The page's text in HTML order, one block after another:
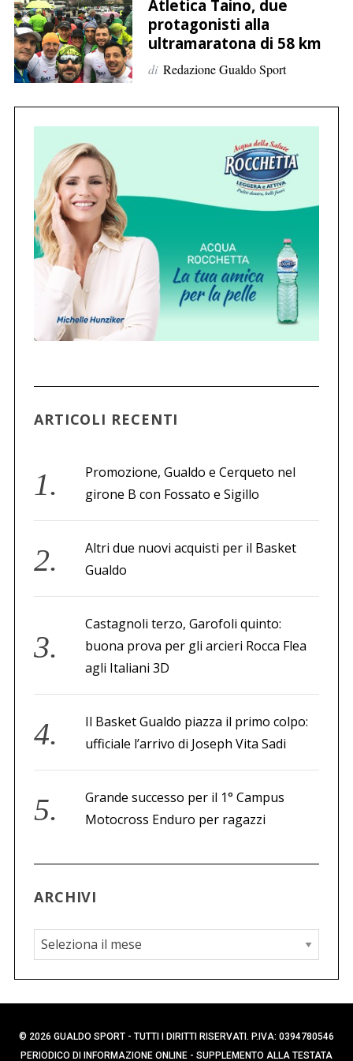
e
r
:
Atletica Taino, due
protagonisti alla
ultramaratona di 58 km
di Redazione Gualdo Sport
ARTICOLI RECENTI
Promozione, Gualdo e Cerqueto nel
girone B con Fossato e Sigillo
Altri due nuovi acquisti per il Basket
Gualdo
Castagnoli terzo, Garofoli quinto:
buona prova per gli arcieri Rocca Flea
agli Italiani 3D
Il Basket Gualdo piazza il primo colpo:
ufficiale l’arrivo di Joseph Vita Sadi
Grande successo per il 1° Campus
Motocross Enduro per ragazzi
ARCHIVI
A
r
c
h
i
v
© 2026 GUALDO SPORT - TUTTI I DIRITTI RISERVATI. P.IVA: 0394780546
PERIODICO DI INFORMAZIONE ONLINE - SUPPLEMENTO ALLA TESTATA
C
e
r
p
r